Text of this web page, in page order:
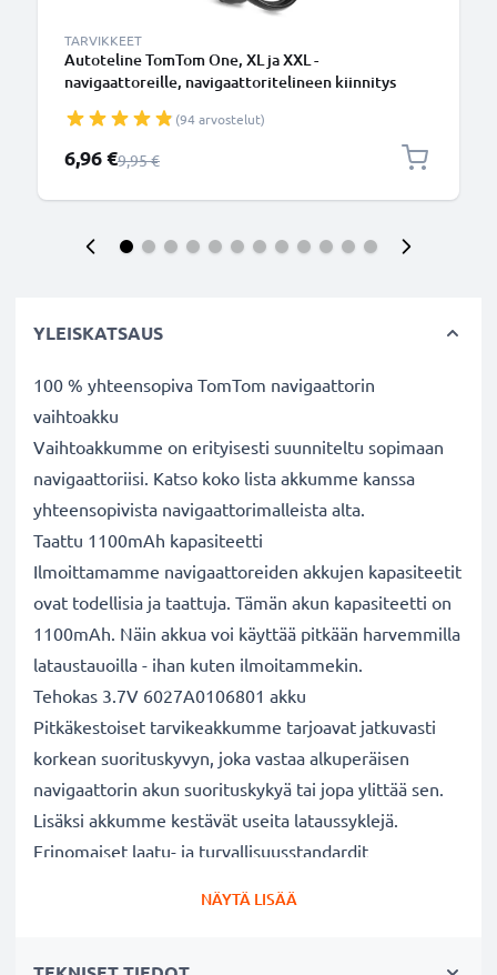
TARVIKKEET
Autoteline TomTom One, XL ja XXL -
navigaattoreille, navigaattoritelineen kiinnitys
(94 arvostelut)
Erikoishinta
6,96 €Normaali hinta
9,95 €
YLEISKATSAUS
100 % yhteensopiva TomTom navigaattorin
vaihtoakku
Vaihtoakkumme on erityisesti suunniteltu sopimaan
navigaattoriisi. Katso koko lista akkumme kanssa
yhteensopivista navigaattorimalleista alta.
Taattu 1100mAh kapasiteetti
Ilmoittamamme navigaattoreiden akkujen kapasiteetit
ovat todellisia ja taattuja. Tämän akun kapasiteetti on
1100mAh. Näin akkua voi käyttää pitkään harvemmilla
lataustauoilla - ihan kuten ilmoitammekin.
Tehokas 3.7V 6027A0106801 akku
Pitkäkestoiset tarvikeakkumme tarjoavat jatkuvasti
korkean suorituskyvyn, joka vastaa alkuperäisen
navigaattorin akun suorituskykyä tai jopa ylittää sen.
Lisäksi akkumme kestävät useita lataussyklejä.
Erinomaiset laatu- ja turvallisuusstandardit
NÄYTÄ LISÄÄ